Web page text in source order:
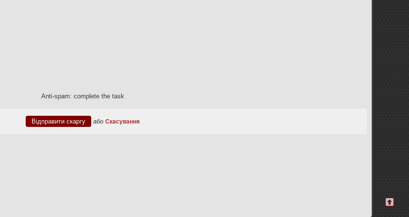
Anti-spam: complete the task
абоСкасування